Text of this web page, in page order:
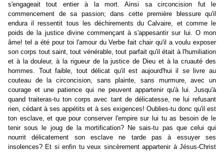
s'engageait tout entier à la mort. Ainsi sa circoncision fut le
commencement de sa passion; dans cette première blessure qu'il
endura il ressentit tous les déchirements du Calvaire, et comme le
poids de la justice divine commençant à s'appesantir sur lui. O mon
âme! tel a été pour toi l'amour du Verbe fait chair qu'il a voulu exposer
son corps tout saint, tout vénérable, tout parfait qu'il était à l'humiliation
et à la douleur, à la rigueur de la justice de Dieu et à la cruauté des
hommes. Tout faible, tout délicat qu'il est aujourd'hui il se livre au
couteau de la circoncision, sans plainte, sans murmure, avec un
courage et une patience qui ne peuvent appartenir qu'à lui. Jusqu'à
quand traiteras-tu ton corps avec tant de délicatesse, ne lui refusant
rien, cédant à ses appétits et à ses exigences! Oublies-tu donc qu'il est
ton esclave, et que pour conserver l'empire sur lui tu as besoin de le
tenir sous le joug de la mortification? Ne sais-tu pas que celui qui
nourrit délicatement son esclave ne tarde pas à essuyer ses
insolences? Et si enfin tu veux sincèrement appartenir à Jésus-Christ